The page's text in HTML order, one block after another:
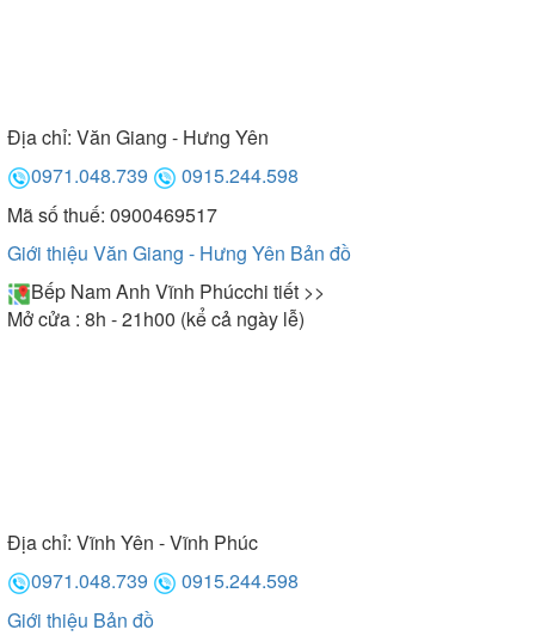
Địa chỉ: Văn Giang - Hưng Yên
0971.048.739
0915.244.598
Mã số thuế: 0900469517
Giới thiệu Văn Giang - Hưng Yên Bản đồ
Bếp Nam Anh Vĩnh Phúcchi tiết >>
Mở cửa : 8h - 21h00 (kể cả ngày lễ)
Địa chỉ: Vĩnh Yên - Vĩnh Phúc
0971.048.739
0915.244.598
Giới thiệu Bản đồ